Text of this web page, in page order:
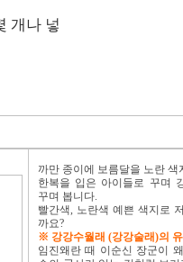
개나 넣
까만 종이에 보름달을 노란 색
한복을 입은 아이들로 꾸며
꾸며 봅니다.
빨간색, 노란색 예쁜 색지로
까요?
※ 강강수월래 (강강술래)의
임진왜란 때 이순신 장군이